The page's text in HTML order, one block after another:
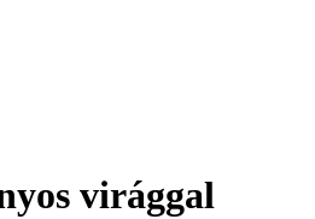
virággal